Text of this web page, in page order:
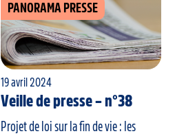
PANORAMA PRESSE
19 avril 2024
Veille de presse – n°38
Projet de loi sur la fin de vie : les